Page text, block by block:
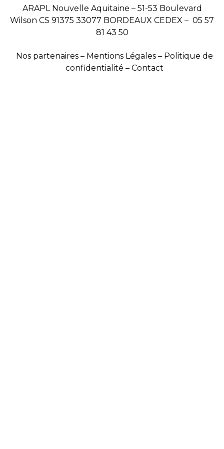
ARAPL Nouvelle Aquitaine – 51-53 Boulevard
Wilson CS 91375 33077 BORDEAUX CEDEX – 05 57
81 43 50
Nos partenaires – Mentions Légales – Politique de
confidentialité – Contact